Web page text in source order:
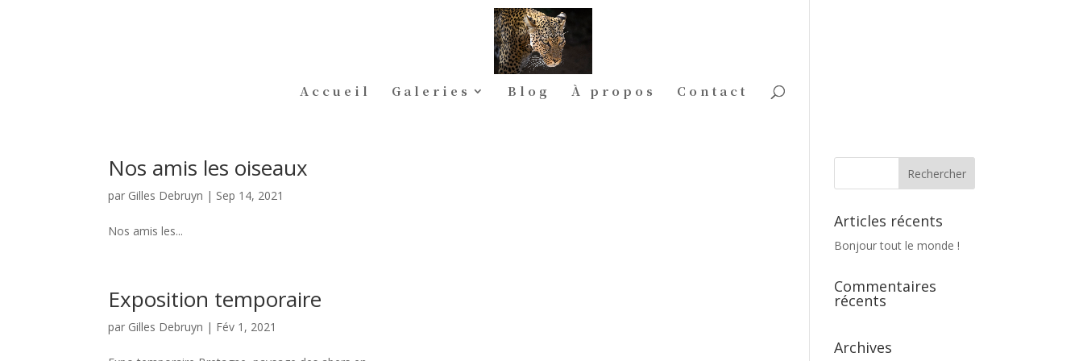
Accueil Galeries Blog À propos Contact
Nos amis les oiseaux
par Gilles Debruyn | Sep 14, 2021
Nos amis les...
Exposition temporaire
par Gilles Debruyn | Fév 1, 2021
Articles récents
Bonjour tout le monde !
Commentaires
récents
Archives